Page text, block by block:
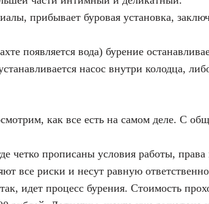
прибывает буровая установка,
появляется вода) бурение
насос внутри колодца,
как все есть на самом деле. С
четко прописаны условия работы,
все риски и несут равную
идет процесс бурения. Стоимость